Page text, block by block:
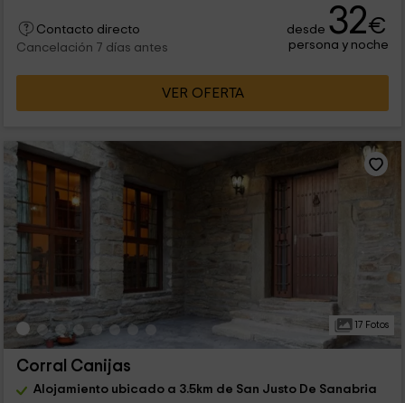
Contacto directo
Cancelación 7 días antes
desde 32€
persona y noche
VER OFERTA
17 Fotos
Corral Canijas
Alojamiento ubicado a 3.5km de San Justo De Sanabria